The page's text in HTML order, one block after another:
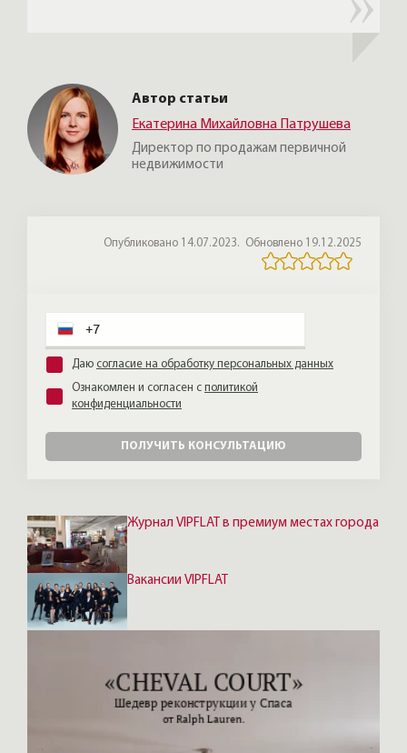
Автор статьи
Екатерина Михайловна Патрушева
Директор по продажам первичной
недвижимости
Журнал VIPFLAT в премиум местах города
Вакансии VIPFLAT
Опубликовано 14.07.2023. Обновлено 19.12.2025
Даю согласие на обработку персональных данных
Ознакомлен и согласен с политикой
конфиденциальности
ПОЛУЧИТЬ КОНСУЛЬТАЦИЮ